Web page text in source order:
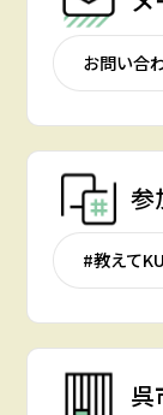
お問い合
参
#教えて
呉